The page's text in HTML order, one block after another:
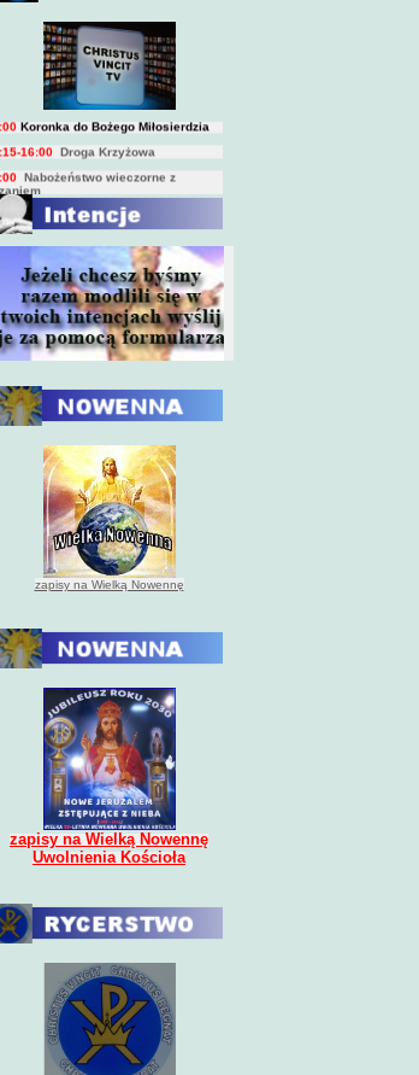
BIEŻĄCY PROGRAM TRANSMISJI
BEZPOŚREDNICH
(na żywo)
Msza święta
Koronka do Bożego Miłosierdzia
16:00 Droga Krzyżowa
Nabożeństwo wieczorne z
Niedzielna Msza święta w miarę
ks. Piotra
zapisy na Wielką Nowennę
zapisy na Wielką Nowennę
Uwolnienia Kościoła